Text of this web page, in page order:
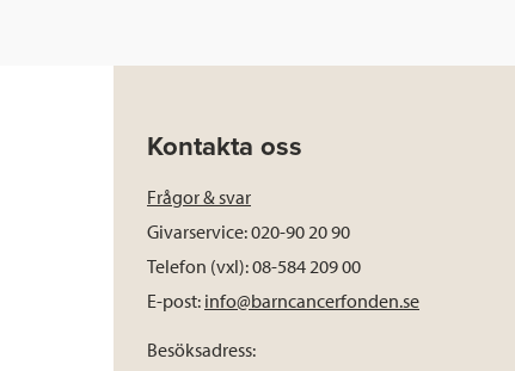
Kontakta oss
Frågor & svar
Givarservice: 020-90 20 90
Telefon (vxl): 08-584 209 00
E-post: info@barncancerfonden.se
Besöksadress: